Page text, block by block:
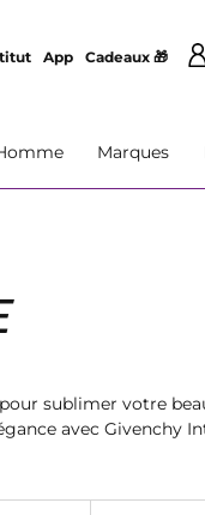
App Cadeaux 🎁
Marques
sublimer votre
avec Givenchy